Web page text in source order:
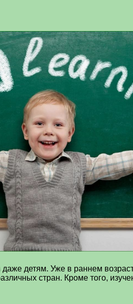
детям. Уже в раннем
стран. Кроме того,